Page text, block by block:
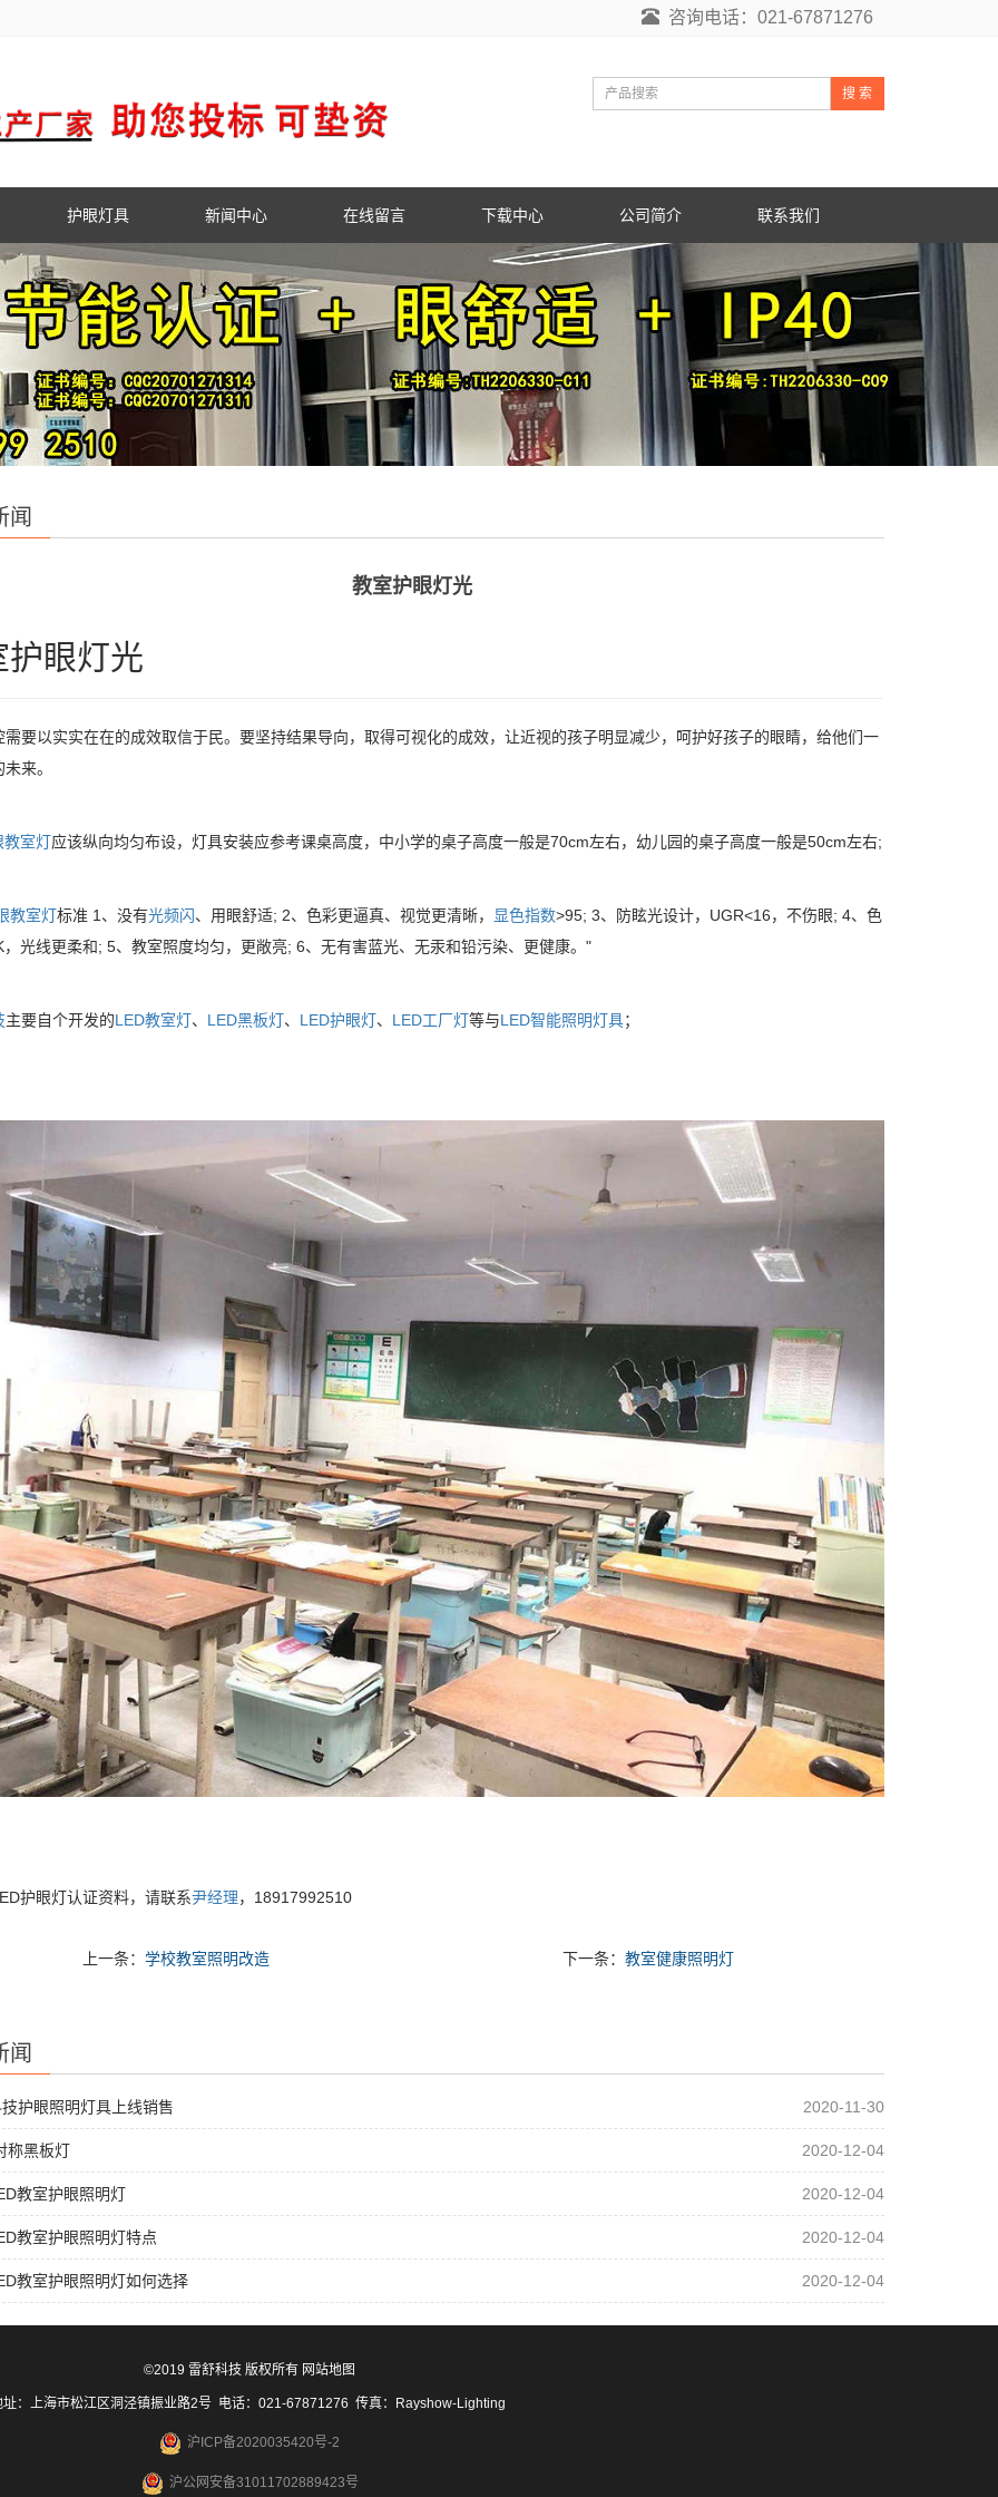
咨询电话：021-67871276
搜 索
护眼灯具 新闻中心 在线留言 下载中心 公司简介 联系我们
闻
教室护眼灯光
护眼灯光
需要以实实在在的成效取信于民。要坚持结果导向，取得可视化的成效，让近视的孩子明显减少，呵护好孩子的眼睛，给他们一
来。
教室灯应该纵向均匀布设，灯具安装应参考课桌高度，中小学的桌子高度一般是70cm左右，幼儿园的桌子高度一般是50cm左右;
教室灯标准 1、没有光频闪、用眼舒适; 2、色彩更逼真、视觉更清晰， 显色指数>95; 3、防眩光设计，UGR<16，不伤眼; 4、色
光线更柔和; 5、教室照度均匀，更敞亮; 6、无有害蓝光、无汞和铅污染、更健康。"
主要自个开发的LED教室灯、 LED黑板灯、 LED护眼灯、 LED工厂灯等与LED智能照明灯具；
护眼灯认证资料，请联系尹经理，18917992510
上一条：学校教室照明改造 下一条：教室健康照明灯
闻
护眼照明灯具上线销售 2020-11-30
称黑板灯 2020-12-04
教室护眼照明灯 2020-12-04
教室护眼照明灯特点 2020-12-04
教室护眼照明灯如何选择 2020-12-04
©2019 雷舒科技 版权所有 网站地图
址：上海市松江区洞泾镇振业路2号 电话：021-67871276 传真：Rayshow-Lighting
沪ICP备2020035420号-2
沪公网安备31011702889423号